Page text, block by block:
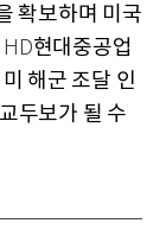
확보하며 미국
HD현대중공업
해군 조달 인
두보가 될 수